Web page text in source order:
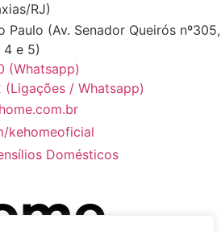
RJ)
Paulo (Av. Senador Queirós nº305,
4 e 5)
(Whatsapp)
/ Whatsapp)
kehomeoficial
Domésticos